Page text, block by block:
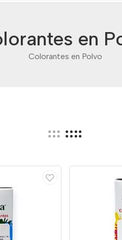
en
Colorantes en Polvo